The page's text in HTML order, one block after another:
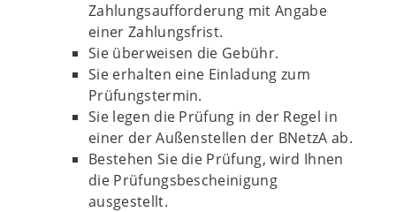
Zahlungsaufforderung mit Angabe
einer Zahlungsfrist.
Sie überweisen die Gebühr.
Sie erhalten eine Einladung zum
Prüfungstermin.
Sie legen die Prüfung in der Regel in
einer der Außenstellen der BNetzA ab.
Bestehen Sie die Prüfung, wird Ihnen
die Prüfungsbescheinigung
ausgestellt.